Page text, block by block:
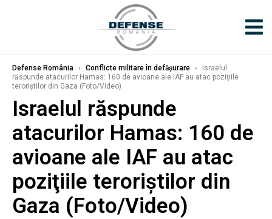
Defense România › Conflicte militare în defășurare ›
Israelul
răspunde atacurilor Hamas: 160 de avioane ale IAF au atac poziţiile
teroriştilor din Gaza (Foto/Video)
Israelul răspunde
atacurilor Hamas: 160 de
avioane ale IAF au atac
poziţiile teroriştilor din
Gaza (Foto/Video)